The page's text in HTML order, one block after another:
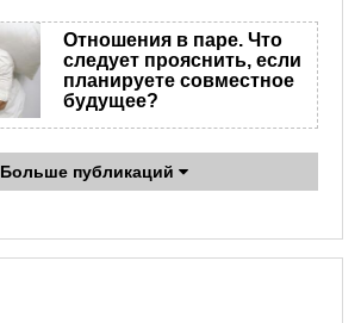
Отношения в паре. Что
следует прояснить, если
планируете совместное
будущее?
Больше публикаций